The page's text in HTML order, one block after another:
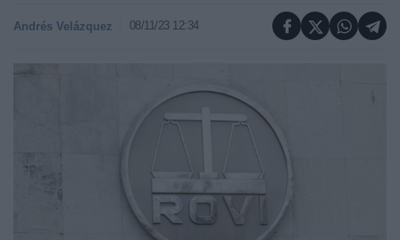
Andrés Velázquez 08/11/23 12:34